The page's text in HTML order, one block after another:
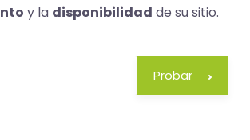
y la disponibilidad de su sitio.
Probar